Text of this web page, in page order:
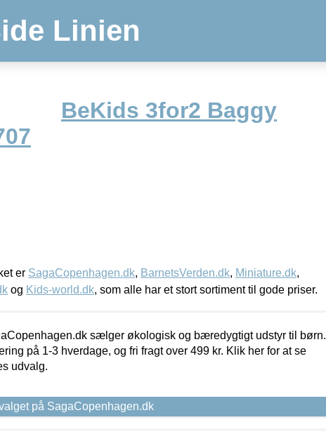
Linien
BeKids 3for2 Baggy
er SagaCopenhagen.dk, BarnetsVerden.dk, Miniature.dk,
og Kids-world.dk, som alle har et stort sortiment til gode priser.
sælger økologisk og bæredygtigt udstyr til børn.
på 1-3 hverdage, og fri fragt over 499 kr. Klik her for at se
udvalg.
på SagaCopenhagen.dk